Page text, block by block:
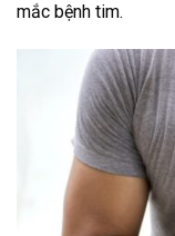
mắc bệnh tim.